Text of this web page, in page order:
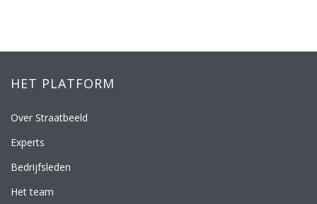
HET PLATFORM
Over Straatbeeld
Experts
Bedrijfsleden
Het team